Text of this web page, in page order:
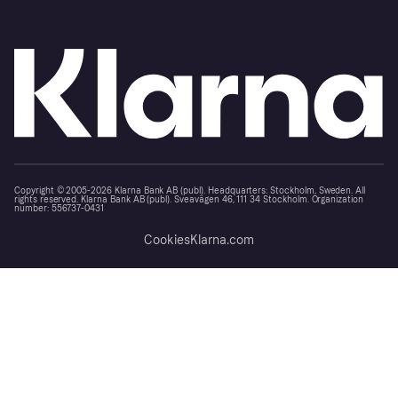
Copyright © 2005-2026 Klarna Bank AB (publ). Headquarters: Stockholm, Sweden. All
rights reserved. Klarna Bank AB (publ). Sveavägen 46, 111 34 Stockholm. Organization
number: 556737-0431
CookiesKlarna.com